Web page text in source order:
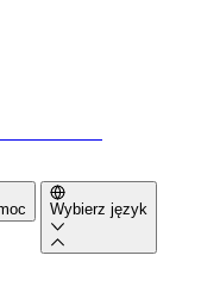
Wybierz język